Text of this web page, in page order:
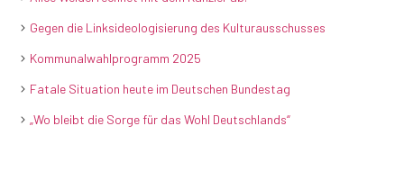
Gegen die Linksideologisierung des Kulturausschusses
Kommunalwahlprogramm 2025
Fatale Situation heute im Deutschen Bundestag
„Wo bleibt die Sorge für das Wohl Deutschlands“